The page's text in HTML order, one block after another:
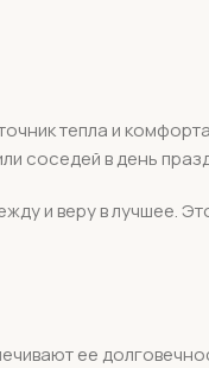
тепла и
соседей в день
и веру в лучшее.
ее